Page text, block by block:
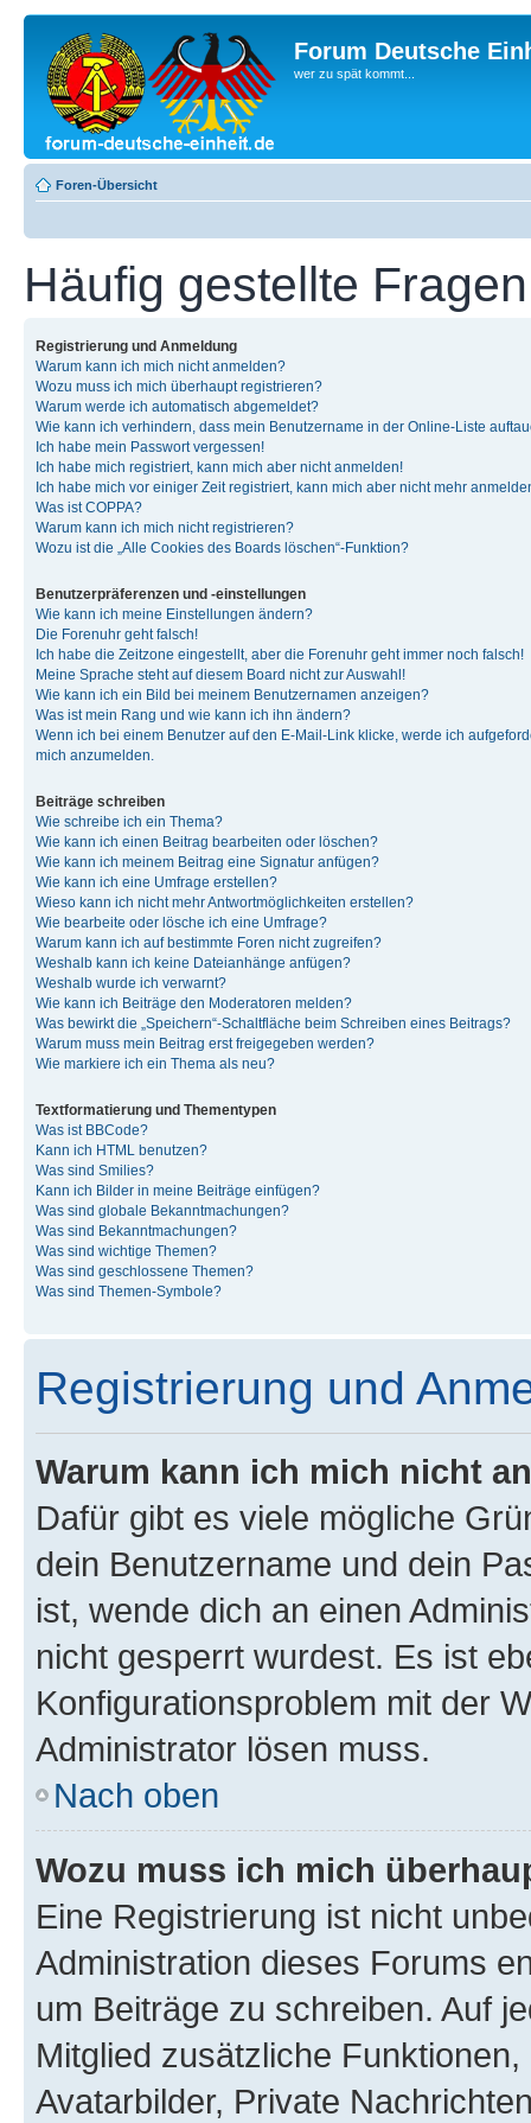
Forum Deutsche
wer zu spät kommt...
Foren-Übersicht
Häufig gestellte Fragen
Registrierung und Anmeldung
Warum kann ich mich nicht anmelden?
Wozu muss ich mich überhaupt registrieren?
Warum werde ich automatisch abgemeldet?
Wie kann ich verhindern, dass mein Benutzername in der Online-Liste
Ich habe mein Passwort vergessen!
Ich habe mich registriert, kann mich aber nicht anmelden!
Ich habe mich vor einiger Zeit registriert, kann mich aber nicht mehr
Was ist COPPA?
Warum kann ich mich nicht registrieren?
Wozu ist die „Alle Cookies des Boards löschen“-Funktion?
Benutzerpräferenzen und -einstellungen
Wie kann ich meine Einstellungen ändern?
Die Forenuhr geht falsch!
Ich habe die Zeitzone eingestellt, aber die Forenuhr geht immer noch falsch!
Meine Sprache steht auf diesem Board nicht zur Auswahl!
Wie kann ich ein Bild bei meinem Benutzernamen anzeigen?
Was ist mein Rang und wie kann ich ihn ändern?
Wenn ich bei einem Benutzer auf den E-Mail-Link klicke, werde ich
mich anzumelden.
Beiträge schreiben
Wie schreibe ich ein Thema?
Wie kann ich einen Beitrag bearbeiten oder löschen?
Wie kann ich meinem Beitrag eine Signatur anfügen?
Wie kann ich eine Umfrage erstellen?
Wieso kann ich nicht mehr Antwortmöglichkeiten erstellen?
Wie bearbeite oder lösche ich eine Umfrage?
Warum kann ich auf bestimmte Foren nicht zugreifen?
Weshalb kann ich keine Dateianhänge anfügen?
Weshalb wurde ich verwarnt?
Wie kann ich Beiträge den Moderatoren melden?
Was bewirkt die „Speichern“-Schaltfläche beim Schreiben eines Beitrags?
Warum muss mein Beitrag erst freigegeben werden?
Wie markiere ich ein Thema als neu?
Textformatierung und Thementypen
Was ist BBCode?
Kann ich HTML benutzen?
Was sind Smilies?
Kann ich Bilder in meine Beiträge einfügen?
Was sind globale Bekanntmachungen?
Was sind Bekanntmachungen?
Was sind wichtige Themen?
Was sind geschlossene Themen?
Was sind Themen-Symbole?
Registrierung und
Warum kann ich mich nicht
Dafür gibt es viele mögliche
dein Benutzername und dein
ist, wende dich an einen
nicht gesperrt wurdest. Es ist
Konfigurationsproblem mit der
Administrator lösen muss.
Nach oben
Wozu muss ich mich
Eine Registrierung ist nicht
Administration dieses Forums
um Beiträge zu schreiben. Auf
Mitglied zusätzliche
Avatarbilder, Private